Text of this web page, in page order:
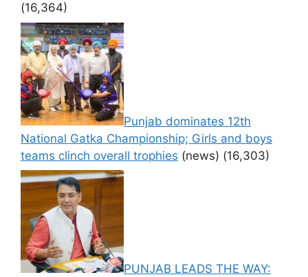
(16,364)
Punjab dominates 12th
National Gatka Championship; Girls and boys
teams clinch overall trophies (news) (16,303)
PUNJAB LEADS THE WAY: